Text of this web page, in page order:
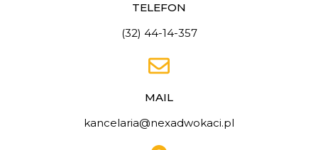
TELEFON
(32) 44-14-357
MAIL
kancelaria@nexadwokaci.pl